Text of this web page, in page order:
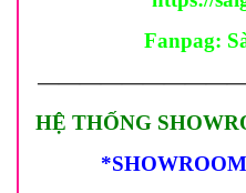
Fanpag:
HỆ THỐNG